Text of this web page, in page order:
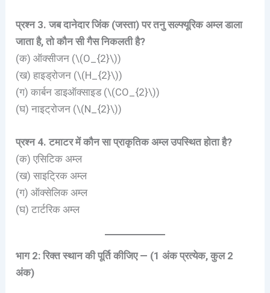
प्रश्न 3. जब दानेदार जिंक (जस्ता) पर तनु सल्फ्यूरिक अम्ल डाला
जाता है, तो कौन सी गैस निकलती है?
(क) ऑक्सीजन (\(O_{2}\))
(ख) हाइड्रोजन (\(H_{2}\))
(ग) कार्बन डाइऑक्साइड (\(CO_{2}\))
(घ) नाइट्रोजन (\(N_{2}\))
प्रश्न 4. टमाटर में कौन सा प्राकृतिक अम्ल उपस्थित होता है?
(क) एसिटिक अम्ल
(ख) साइट्रिक अम्ल
(ग) ऑक्सेलिक अम्ल
(घ) टार्टरिक अम्ल
भाग 2: रिक्त स्थान की पूर्ति कीजिए — (1 अंक प्रत्येक, कुल 2
अंक)